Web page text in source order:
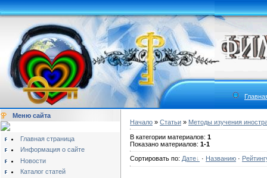
Меню сайта
Главная страница
Информация о сайте
Новости
Каталог статей
Начало » Статьи » Методы изучения
В категории материалов: 1
Показано материалов: 1-1
Сортировать по: Дате · Названию ·